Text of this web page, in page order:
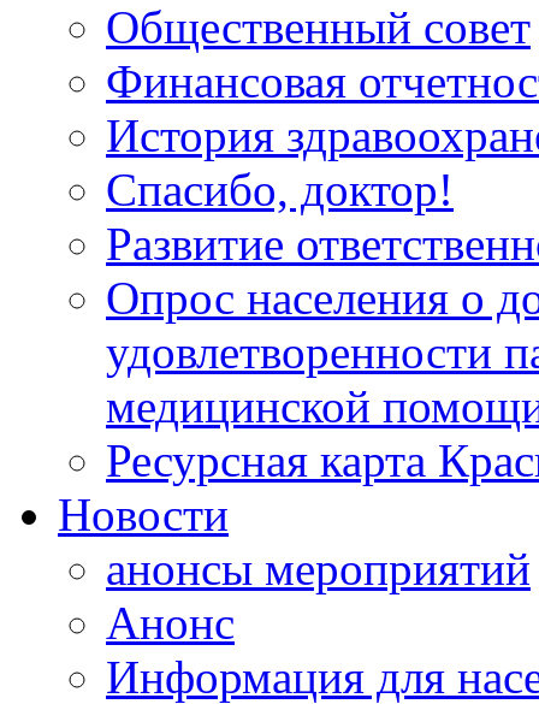
Общественный совет
Финансовая
История
Спасибо, доктор!
Развитие
Опрос населения о
удовлетворенности
медицинской
Ресурсная карта
Новости
анонсы мероприятий
Анонс
Информация для